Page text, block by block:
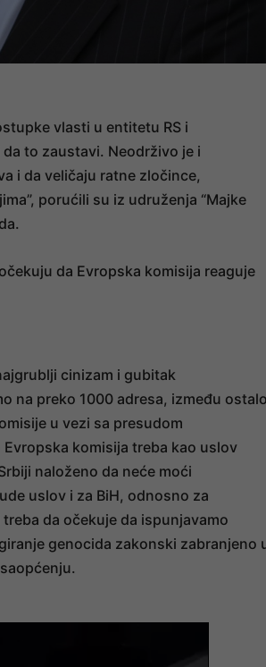
vlasti u entitetu RS i
to zaustavi. Neodrživo je i
i da veličaju ratne zločince,
porućili su iz udruženja “Majke
da Evropska komisija reaguje
cinizam i gubitak
na preko 1000 adresa, između
u vezi sa presudom
komisija treba kao uslov
naloženo da neće moći
uslov i za BiH, odnosno za
da očekuje da ispunjavamo
genocida zakonski zabranjeno